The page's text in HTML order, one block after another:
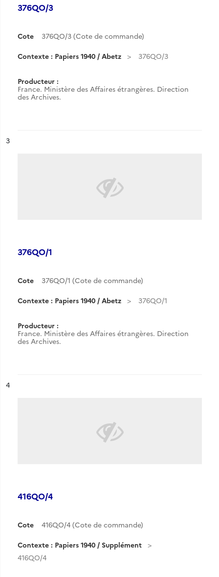
376QO/3
Cote 376QO/3 (Cote de commande)
Contexte : Papiers 1940 / Abetz 376QO/3
Producteur :
France. Ministère des Affaires étrangères. Direction
des Archives.
n°
3
376QO/1
Cote 376QO/1 (Cote de commande)
Contexte : Papiers 1940 / Abetz 376QO/1
Producteur :
France. Ministère des Affaires étrangères. Direction
des Archives.
n°
4
416QO/4
Cote 416QO/4 (Cote de commande)
Contexte : Papiers 1940 / Supplément
416QO/4